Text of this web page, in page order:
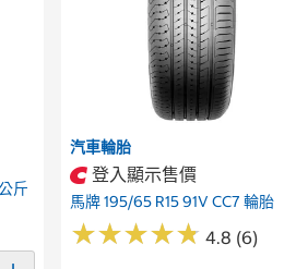
斤
汽車輪胎
登入顯示售價
馬牌 195/65 R15 91V CC7 輪胎
★★★★★
★★★★★ 4.8 (6)